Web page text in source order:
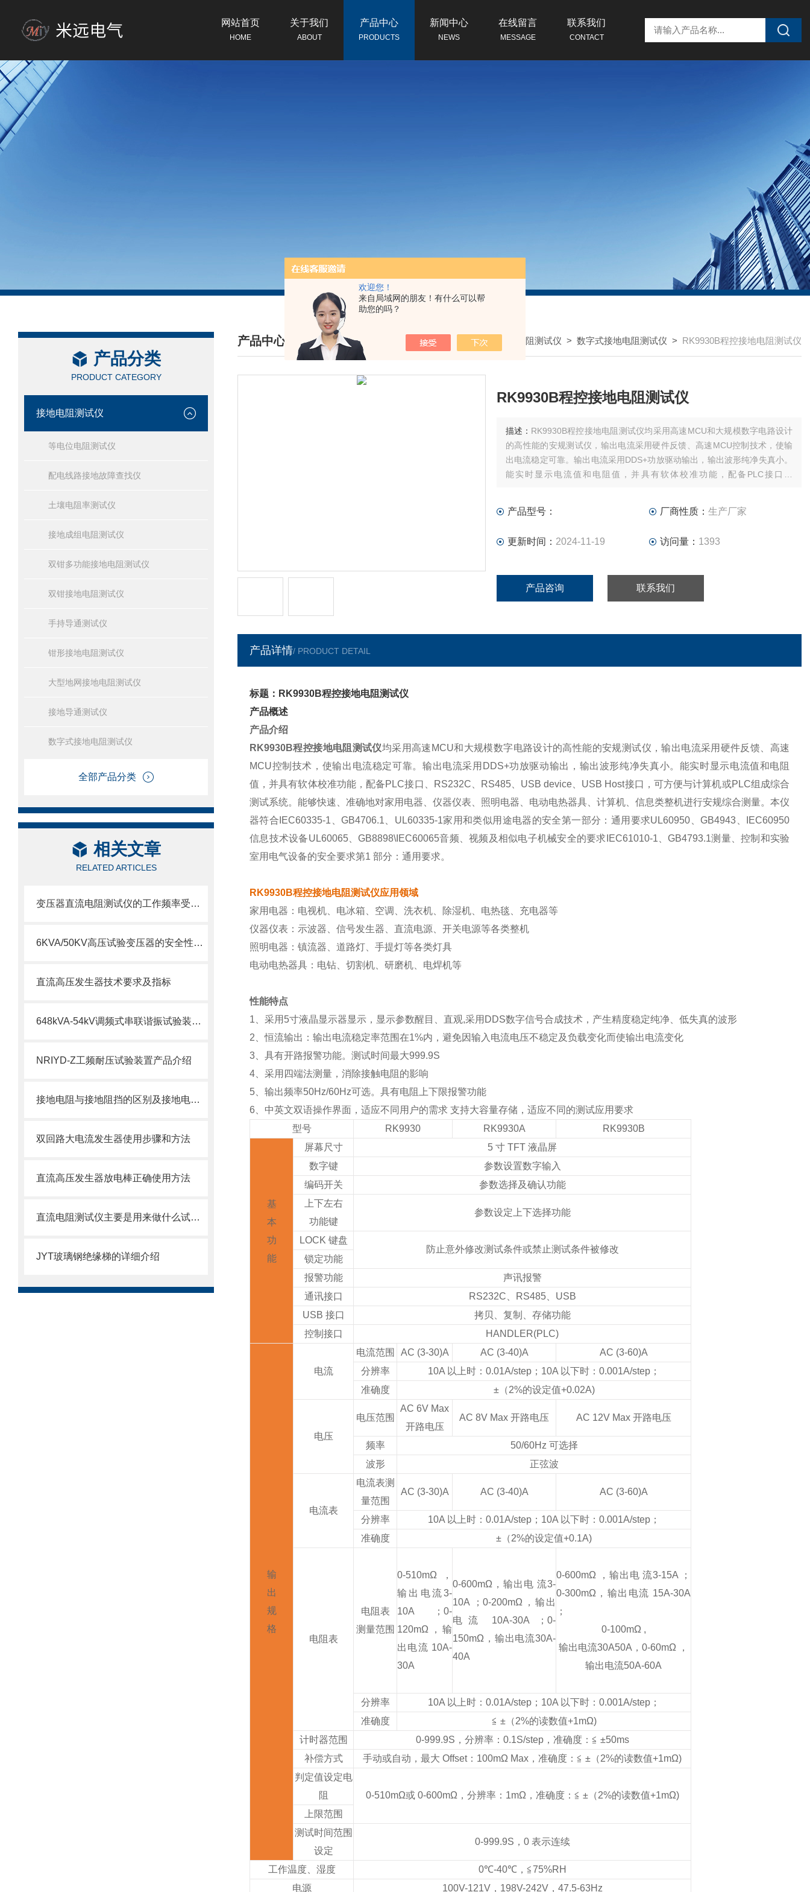
欢迎您！
来自局域网的朋友！有什么可以帮
助您的吗？
网站首页
HOME
关于我们
ABOUT
产品中心
PRODUCTS
新闻中心
NEWS
在线留言
MESSAGE
联系我们
CONTACT
产品分类
PRODUCT CATEGORY
接地电阻测试仪
等电位电阻测试仪
配电线路接地故障查找仪
土壤电阻率测试仪
接地成组电阻测试仪
双钳多功能接地电阻测试仪
双钳接地电阻测试仪
手持导通测试仪
钳形接地电阻测试仪
大型地网接地电阻测试仪
接地导通测试仪
数字式接地电阻测试仪
全部产品分类
相关文章
RELATED ARTICLES
变压器直流电阻测试仪的工作频率受哪些因素的影响？
6KVA/50KV高压试验变压器的安全性受哪些因素的影响？
直流高压发生器技术要求及指标
648kVA-54kV调频式串联谐振试验装置技术
NRIYD-Z工频耐压试验装置产品介绍
接地电阻与接地阻挡的区别及接地电阻测试方法
双回路大电流发生器使用步骤和方法
直流高压发生器放电棒正确使用方法
直流电阻测试仪主要是用来做什么试验的？
JYT玻璃钢绝缘梯的详细介绍
产品中心
/ PRODUCTS CENTER
首页> 产品中心> 接地电阻测试仪 > 数字式接地电阻测试仪 > RK9930B程控接地电阻测试仪
RK9930B程控接地电阻测试仪
描述： RK9930B程控接地电阻测试仪均采用高速MCU和大规模数字电路设计
的高性能的安规测试仪，输出电流采用硬件反馈、高速MCU控制技术，使输
出电流稳定可靠。输出电流采用DDS+功放驱动输出，输出波形纯净失真小。
能实时显示电流值和电阻值，并具有软体校准功能，配备PLC接口、
产品型号： 厂商性质： 生产厂家
更新时间： 2024-11-19 访问量： 1393
产品咨询 联系我们
产品详情/ PRODUCT DETAIL
标题：RK9930B程控接地电阻测试仪
产品概述
产品介绍
RK9930B程控接地电阻测试仪均采用高速MCU和大规模数字电路设计的高性能的安规测试仪，输出电流采用硬件反馈、高速
MCU控制技术，使输出电流稳定可靠。输出电流采用DDS+功放驱动输出，输出波形纯净失真小。能实时显示电流值和电阻
值，并具有软体校准功能，配备PLC接口、RS232C、RS485、USB device、USB Host接口，可方便与计算机或PLC组成综合
测试系统。能够快速、准确地对家用电器、仪器仪表、照明电器、电动电热器具、计算机、信息类整机进行安规综合测量。本仪
器符合IEC60335-1、GB4706.1、UL60335-1家用和类似用途电器的安全第一部分：通用要求UL60950、GB4943、IEC60950
信息技术设备UL60065、GB8898\IEC60065音频、视频及相似电子机械安全的要求IEC61010-1、GB4793.1测量、控制和实验
室用电气设备的安全要求第1 部分：通用要求。
RK9930B程控接地电阻测试仪应用领域
家用电器：电视机、电冰箱、空调、洗衣机、除湿机、电热毯、充电器等
仪器仪表：示波器、信号发生器、直流电源、开关电源等各类整机
照明电器：镇流器、道路灯、手提灯等各类灯具
电动电热器具：电钻、切割机、研磨机、电焊机等
性能特点
1、采用5寸液晶显示器显示，显示参数醒目、直观,采用DDS数字信号合成技术，产生精度稳定纯净、低失真的波形
2、恒流输出：输出电流稳定率范围在1%内，避免因输入电流电压不稳定及负载变化而使输出电流变化
3、具有开路报警功能。测试时间最大999.9S
4、采用四端法测量，消除接触电阻的影响
5、输出频率50Hz/60Hz可选。具有电阻上下限报警功能
6、中英文双语操作界面，适应不同用户的需求 支持大容量存储，适应不同的测试应用要求
型号
RK9930 RK9930A RK9930B
基
本
功
能
屏幕尺寸
5 寸 TFT 液晶屏
数字键
参数设置数字输入
编码开关
参数选择及确认功能
上下左右
功能键
参数设定上下选择功能
LOCK 键盘
防止意外修改测试条件或禁止测试条件被修改
锁定功能
报警功能
声讯报警
通讯接口
RS232C、RS485、USB
USB 接口
拷贝、复制、存储功能
控制接口
HANDLER(PLC)
输
出
规
格
电流
电流范围 AC (3-30)A AC (3-40)A
AC (3-60)A
分辨率
10A 以上时：0.01A/step；10A 以下时：0.001A/step；
准确度
±（2%的设定值+0.02A)
电压
电压范围
AC 6V Max
开路电压
AC 8V Max 开路电压 AC 12V Max 开路电压
频率
50/60Hz 可选择
波形
正弦波
电流表
电流表测
量范围
AC (3-30)A AC (3-40)A AC (3-60)A
分辨率
10A 以上时：0.01A/step；10A 以下时：0.001A/step；
准确度
±（2%的设定值+0.1A)
电阻表
电阻表
测量范围
0-510mΩ，
输出电流3-
10A ；0-
120mΩ， 输
出电流 10A-
30A
0-600mΩ，输出电 流3-
10A ；0-200mΩ， 输出
电流 10A-30A ； 0-
150mΩ， 输出电流30A-
40A
0-600mΩ ，输出电 流3-15A ；
0-300mΩ， 输出电流 15A-30A
；
0-100mΩ ,
输出电流30A50A， 0-60mΩ ，
输出电流50A-60A
分辨率
10A 以上时：0.01A/step；10A 以下时：0.001A/step；
准确度
≦ ±（2%的读数值+1mΩ)
计时器范围
0-999.9S，分辨率：0.1S/step，准确度：≦ ±50ms
补偿方式
手动或自动，最大 Offset：100mΩ Max，准确度：≦ ±（2%的读数值+1mΩ)
判定值设定电
阻
0-510mΩ或 0-600mΩ，分辨率：1mΩ，准确度：≦ ±（2%的读数值+1mΩ)
上限范围
测试时间范围
设定
0-999.9S，0 表示连续
工作温度、湿度
0℃-40℃，≦75%RH
电源
100V-121V，198V-242V，47.5-63Hz